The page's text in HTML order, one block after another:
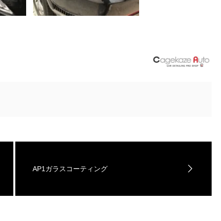
AP1ガラスコーティング